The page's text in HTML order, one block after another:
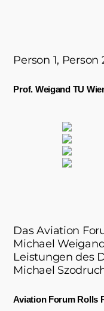
Person 1, Person
Prof. Weigand TU
Das Aviation
Michael
Leistungen des
Michael
Aviation Forum Rolls